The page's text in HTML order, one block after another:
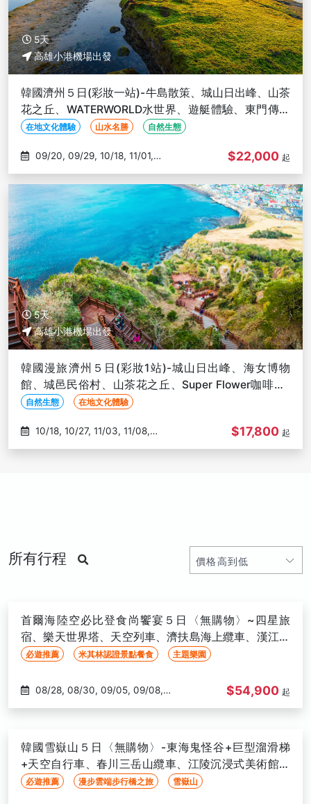
5天
高雄小港機場出發
韓國濟州５日(彩妝一站)-牛島散策、城山日出峰、山茶
花之丘、WATERWORLD水世界、遊艇體驗、東門傳統
市場-高雄出發
在地文化體驗 山水名勝 自然生態
11/03
$22,000 起
5天
高雄小港機場出發
韓國漫旅濟州５日(彩妝1站)-城山日出峰、海女博物
館、城邑民俗村、山茶花之丘、Super Flower咖啡廳-
高雄出發
自然生態 在地文化體驗
11/10
$17,800 起
所有行程
首爾海陸空必比登食尚饗宴５日〈無購物〉~四星旅
宿、樂天世界塔、天空列車、濟扶島海上纜車、漢江遊
覽船、自由購物樂-高雄出發
必遊推薦 米其林認證景點餐食 主題樂園
09/12, 09/15, 09/19, 09/20,
10/10, 10/11, 10/13, 10/16, 10/17,
10/18, 10/20, 10/25, 10/27, 10/31,
11/01, 11/07, 11/10, 11/13, 11/15,
11/20, 11/21, 11/24, 11/27, 11/28,
$54,900 起
韓國雪嶽山５日〈無購物〉-東海鬼怪谷+巨型溜滑梯
+天空自行車、春川三岳山纜車、江陵沉浸式美術館、
無自理餐-高雄出發
必遊推薦 漫步雲端步行橋之旅 雪嶽山